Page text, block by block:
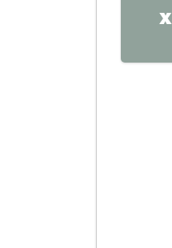
X